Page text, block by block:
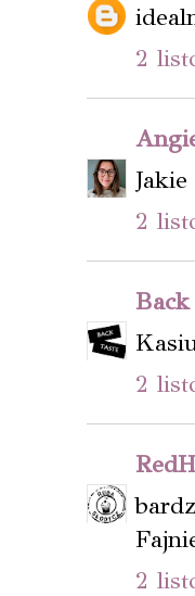
2
2
Back
2
2